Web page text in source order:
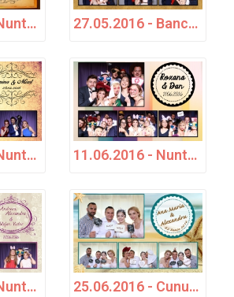
21.05.2016 - Nuntă - Elena &amp; Dan 27.05.2016 - Banchet Liceul Pedagogic - Promoția 2016
28.05.2016 - Nuntă - Cosmina & Mirel 11.06.2016 - Nuntă - Roxana &amp; Dan
12.06.2016 - Nuntă - Andreea, Alexandru &amp; Ștefan Victor 25.06.2016 - Cununie civilă - Ana Maria &amp; Alexandru